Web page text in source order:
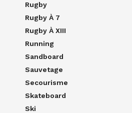
Rugby
Rugby À 7
Rugby À XIII
Running
Sandboard
Sauvetage
Secourisme
Skateboard
Ski